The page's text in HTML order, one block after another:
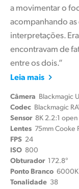
a movimentar o
acompanhando
interpretações.
encontravam de
entre os dois.”
Leia mais
Câmera Blackmagic
Codec Blackmagic
Sensor 8K 2.2:1
Lentes 75mm Cooke
FPS 24
ISO 800
Obturador 172.8°
Ponto Branco 6000K
Tonalidade 38